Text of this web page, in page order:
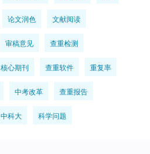
论文润色 文献阅读
审稿意见 查重检测
核心期刊 查重软件 重复率
中考改革 查重报告
中科大 科学问题